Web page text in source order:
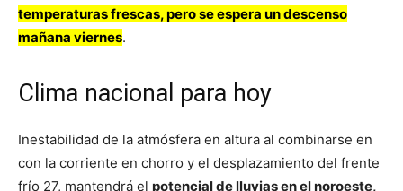
temperaturas frescas, pero se espera un descenso
mañana viernes.
Clima nacional para hoy
Inestabilidad de la atmósfera en altura al combinarse en
con la corriente en chorro y el desplazamiento del frente
frío 27, mantendrá el potencial de lluvias en el noroeste,